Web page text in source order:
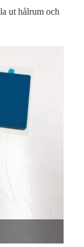
ut hålrum och